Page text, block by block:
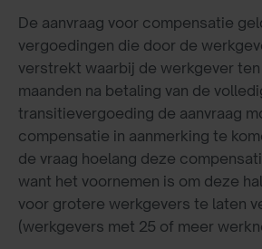
De aanvraag voor compensatie
vergoedingen die door de
verstrekt waarbij de werkgever
maanden na betaling van de
transitievergoeding de aanvraag
compensatie in aanmerking te
de vraag hoelang deze
want het voornemen is om deze
voor grotere werkgevers te laten
(werkgevers met 25 of meer